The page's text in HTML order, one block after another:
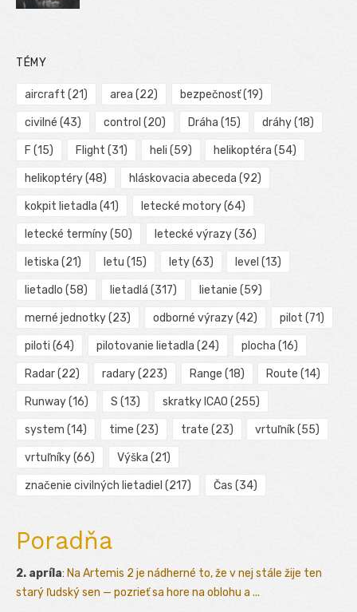
TÉMY
aircraft (21) area (22) bezpečnosť(19)
civilné (43) control (20) Dráha (15) dráhy(18)
F (15) Flight (31) heli (59) helikoptéra (54)
helikoptéry(48) hláskovacia abeceda (92)
kokpit lietadla (41) letecké motory(64)
letecké termíny(50) letecké výrazy(36)
letiska (21) letu (15) lety(63) level (13)
lietadlo (58) lietadlá (317) lietanie (59)
merné jednotky(23) odborné výrazy(42) pilot (71)
piloti (64) pilotovanie lietadla (24) plocha (16)
Radar(22) radary(223) Range (18) Route (14)
Runway(16) S (13) skratky ICAO (255)
system (14) time (23) trate (23) vrtuľník(55)
vrtuľníky(66) Výška (21)
značenie civilných lietadiel (217) Čas (34)
Poradňa
2. apríla: Na Artemis 2 je nádherné to, že v nej stále žije ten
starý ľudský sen — pozrieť sa hore na oblohu a ...